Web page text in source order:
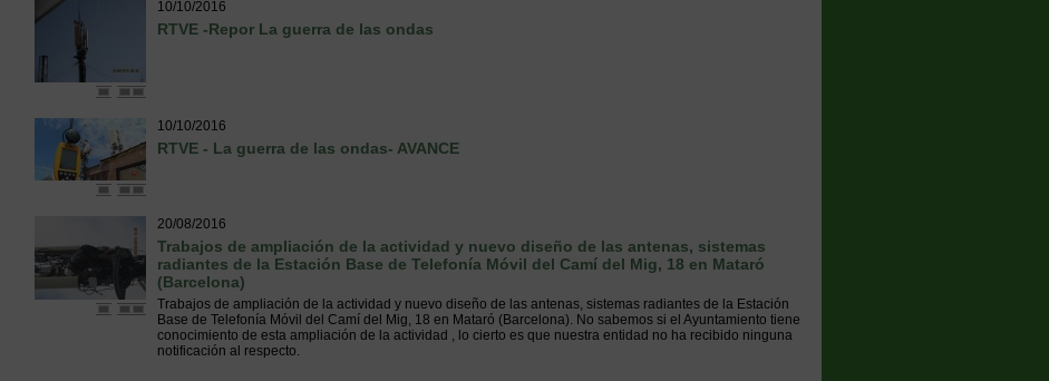
10/10/2016
RTVE -Repor La guerra de las ondas
10/10/2016
RTVE - La guerra de las ondas- AVANCE
20/08/2016
Trabajos de ampliación de la actividad y nuevo diseño de las antenas, sistemas
radiantes de la Estación Base de Telefonía Móvil del Camí del Mig, 18 en Mataró
(Barcelona)
Trabajos de ampliación de la actividad y nuevo diseño de las antenas, sistemas radiantes de la Estación
Base de Telefonía Móvil del Camí del Mig, 18 en Mataró (Barcelona). No sabemos si el Ayuntamiento tiene
conocimiento de esta ampliación de la actividad , lo cierto es que nuestra entidad no ha recibido ninguna
notificación al respecto.